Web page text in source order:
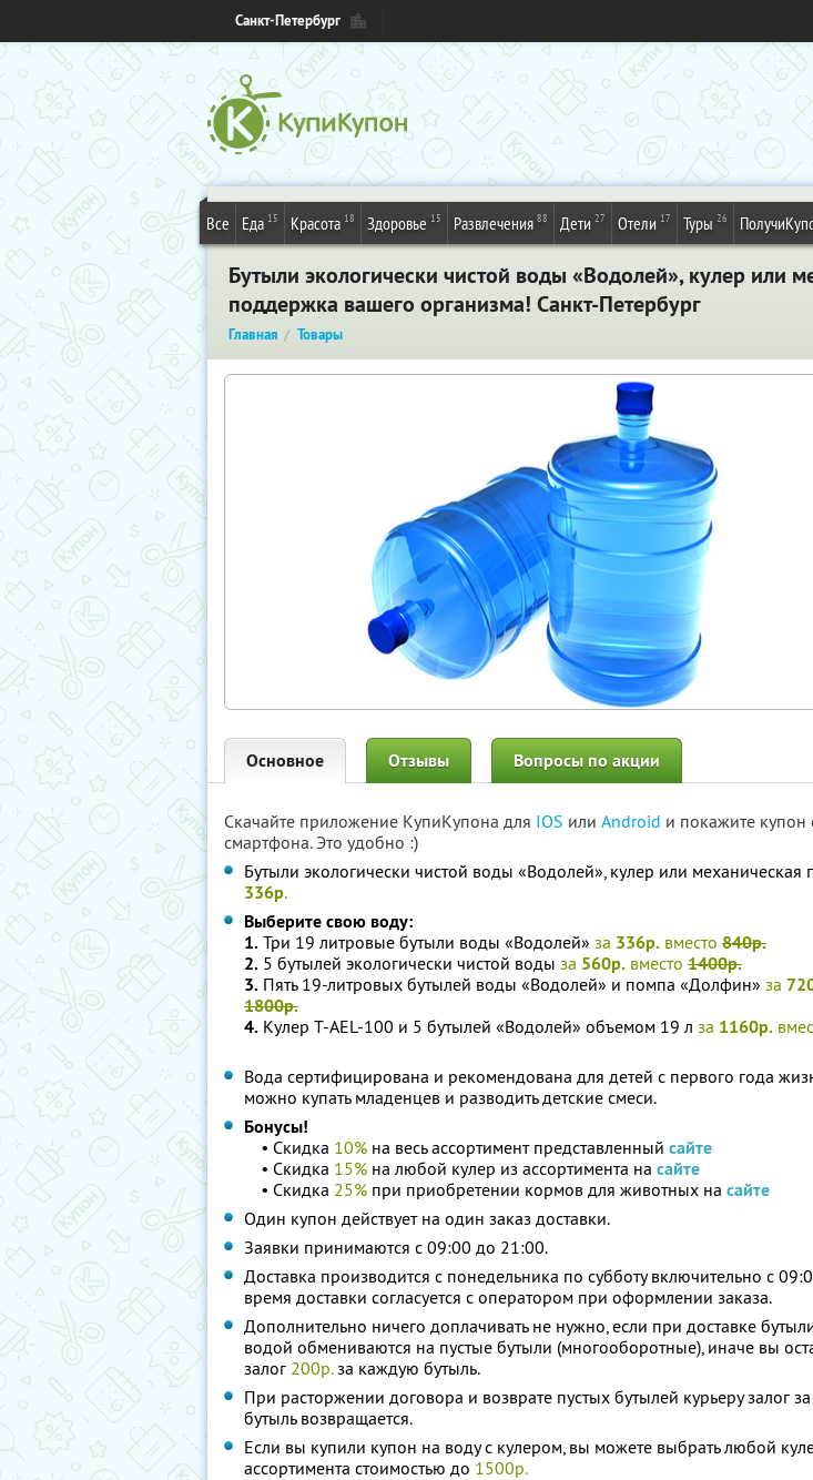
Санкт-Петербург
Все Еда 15 Красота 18 Здоровье 15 Развлечения 88 Дети 27 Отели 17 Туры 26
Бутыли экологически чистой воды «Водолей», кулер или
поддержка вашего организма! Санкт-Петербург
Главная Товары
Основное Отзывы Вопросы по акции
Скачайте приложение КупиКупона для IOS или Android и покажите купон
смартфона. Это удобно :)
Бутыли экологически чистой воды «Водолей», кулер или механическая
336р.
Выберите свою воду:
1. Три 19 литровые бутыли воды «Водолей» за 336р. вместо 840р.
2. 5 бутылей экологически чистой воды за 560р. вместо 1400р.
3. Пять 19-литровых бутылей воды «Водолей» и помпа «Долфин» за
1800р.
4. Кулер T-AEL-100 и 5 бутылей «Водолей» объемом 19 л за 1160р.
Вода сертифицирована и рекомендована для детей с первого года
можно купать младенцев и разводить детские смеси.
Бонусы!
• Скидка 10% на весь ассортимент представленный сайте
• Скидка 15% на любой кулер из ассортимента на сайте
• Скидка 25% при приобретении кормов для животных на сайте
Один купон действует на один заказ доставки.
Заявки принимаются с 09:00 до 21:00.
Доставка производится с понедельника по субботу включительно с
время доставки согласуется с оператором при оформлении заказа.
Дополнительно ничего доплачивать не нужно, если при доставке
водой обмениваются на пустые бутыли (многооборотные), иначе вы
залог 200р.за каждую бутыль.
При расторжении договора и возврате пустых бутылей курьеру залог
бутыль возвращается.
Если вы купили купон на воду с кулером, вы можете выбрать любой
ассортимента стоимостью до 1500р.